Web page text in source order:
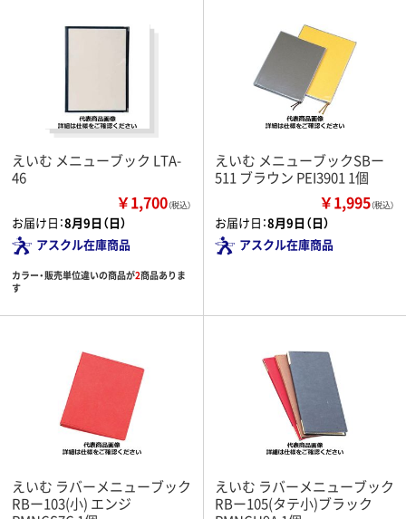
えいむ メニューブック LTA-
46
￥1,700（税込）
お届け日：8月9日（日）
アスクル在庫商品
カラー・販売単位違いの商品が2商品ありま
す
えいむ メニューブックSBー
511 ブラウン PEI3901 1個
￥1,995（税込）
お届け日：8月9日（日）
アスクル在庫商品
えいむ ラバーメニューブック
RBー103(小) エンジ
えいむ ラバーメニューブック
RBー105(タテ小)ブラック